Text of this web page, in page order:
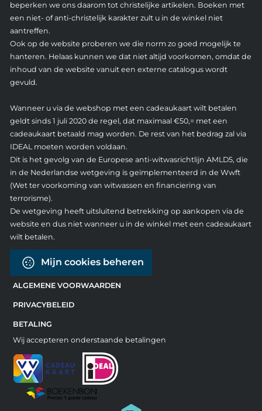
beperken we ons daarom tot christelijke artikelen. Boeken met
een niet- of anti-christelijk karakter zult u in de winkel niet
aantreffen.
Ook op de website proberen we die norm zo goed mogelijk te
hanteren. Helaas kunnen we dat niet altijd voorkomen, omdat de
inhoud van de website vanuit een externe catalogus wordt
gevuld.
Wanneer u via de webshop met een cadeaukaart wilt betalen
geldt sinds 1 juli 2020 de regel, dat maximaal €50,= met een
cadeaukaart betaald mag worden. De rest van het bedrag zal via
IDEAL moeten worden voldaan.
Dit is het gevolg van de Europese anti-witwasrichtlijn AMLD5, die
in de Nederlandse wetgeving is geïmplementeerd in de Wwft
(Wet ter voorkoming van witwassen en financiering van
terrorisme).
De wetgeving heeft uitsluitend betrekking op aankopen via de
website en dus niet wanneer u in de winkel met een cadeaukaart
wilt betalen.
Mijn cookies beheren
ALGEMENE VOORWAARDEN
PRIVACYBELEID
BETALING
Wij accepteren onderstaande betalingen